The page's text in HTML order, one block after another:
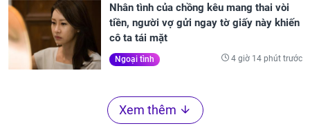
Nhân tình của chồng kêu mang thai vòi
tiền, người vợ gửi ngay tờ giấy này khiến
cô ta tái mặt
Ngoại tình 4 giờ 14 phút trước
Xem thêm